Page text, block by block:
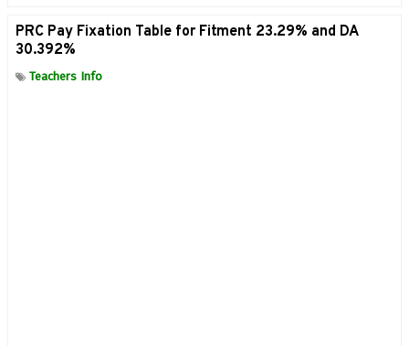
PRC Pay Fixation Table for Fitment 23.29% and DA
30.392%
Teachers Info